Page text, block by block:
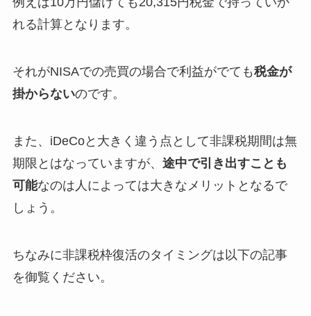
れる計算となります。
それがNISAでの売買の場合で利益がでても税金が
掛からないのです。
また、iDeCoと大きく違う点として非課税期間は無
期限とはなっていますが、 途中で引き出すことも
可能なのは人によっては大きなメリットとなるで
しょう。
ちなみに非課税枠復活のタイミングは以下の記事
を御覧ください。